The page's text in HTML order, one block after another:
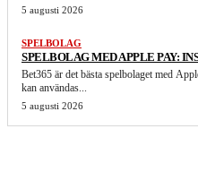
5 augusti 2026
SPELBOLAG
SPELBOLAG MED APPLE PAY:
Bet365 är det bästa spelbolaget med
kan användas...
5 augusti 2026